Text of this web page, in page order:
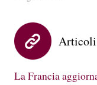
La Francia